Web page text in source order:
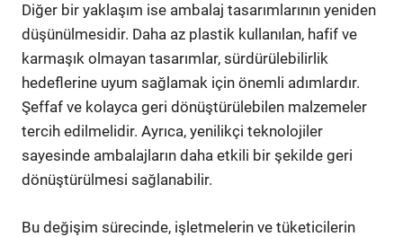
Diğer bir yaklaşım ise ambalaj tasarımlarının yeniden
düşünülmesidir. Daha az plastik kullanılan, hafif ve
karmaşık olmayan tasarımlar, sürdürülebilirlik
hedeflerine uyum sağlamak için önemli adımlardır.
Şeffaf ve kolayca geri dönüştürülebilen malzemeler
tercih edilmelidir. Ayrıca, yenilikçi teknolojiler
sayesinde ambalajların daha etkili bir şekilde geri
dönüştürülmesi sağlanabilir.
Bu değişim sürecinde, işletmelerin ve tüketicilerin